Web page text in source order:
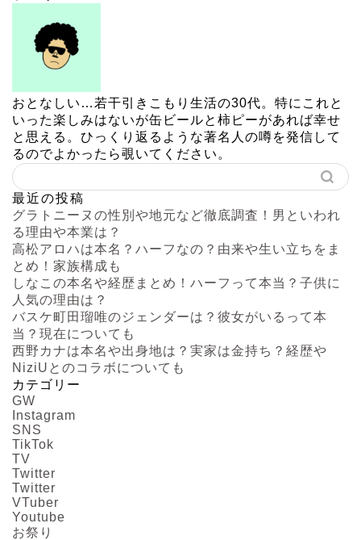
おとなしい…若干引きこもり生活の30代。特にこれと
いった楽しみはないが缶ビールと柿ピーがあれば幸せ
と思える。ひっくり返るような著名人の噂を発信して
るのでよかったら覗いてください。
最近の投稿
グラトニーヌの性別や地元など徹底調査！男といわれ
る理由や本業は？
高松アロハは本名？ハーフなの？由来や生い立ちをま
とめ！家族構成も
しなこの本名や経歴まとめ！ハーフって本当？子供に
人気の理由は？
バスケ町田瑠唯のジェンダーは？彼女がいるって本
当？現在についても
西野カナは本名や出身地は？実家は金持ち？経歴や
NiziUとのコラボについても
カテゴリー
GW
Instagram
SNS
TikTok
TV
Twitter
Twitter
VTuber
Youtube
お祭り